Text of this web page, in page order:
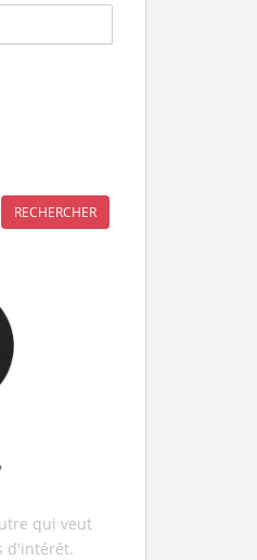
RECHERCHER
qui veut
d'intérêt.